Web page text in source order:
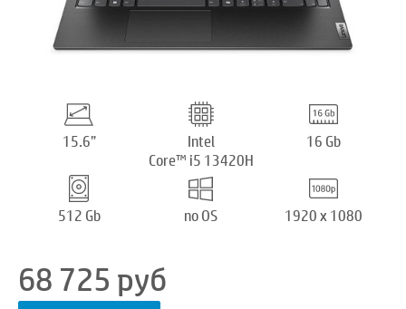
15.6”
Intel
Core™ i5 13420H
16 Gb
512 Gb no OS 1920 x 1080
68 725 руб